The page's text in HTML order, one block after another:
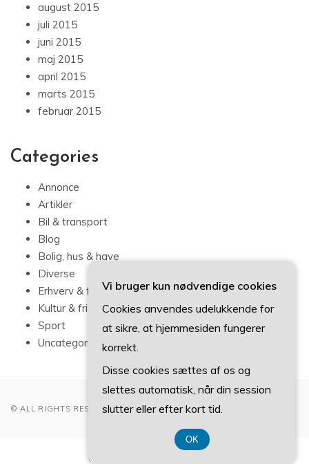
august 2015
juli 2015
juni 2015
maj 2015
april 2015
marts 2015
februar 2015
Categories
Annonce
Artikler
Bil & transport
Blog
Bolig, hus & have
Diverse
Erhverv & forbrug
Kultur & fritid
Sport
Uncategorized
© ALL RIGHTS RESERVED 2022
CVR-Nummer 374 077 39
Vi bruger kun nødvendige cookies
Cookies anvendes udelukkende for
at sikre, at hjemmesiden fungerer
korrekt.
Disse cookies sættes af os og
slettes automatisk, når din session
slutter eller efter kort tid.
OK